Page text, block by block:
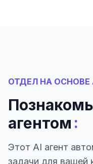
ОТДЕЛ НА ОСНОВЕ
агентом :
Этот AI агент
задачи для вашей